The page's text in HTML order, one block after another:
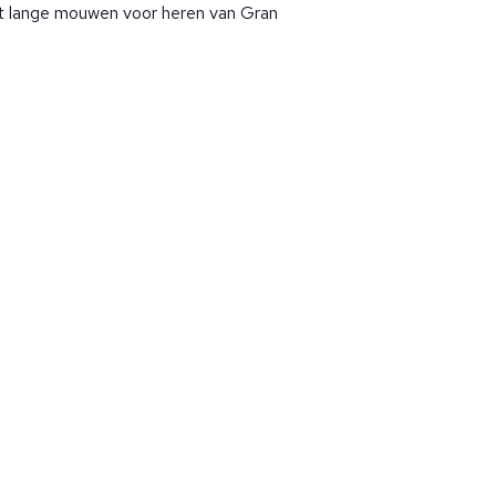
mouwen voor heren van Gran